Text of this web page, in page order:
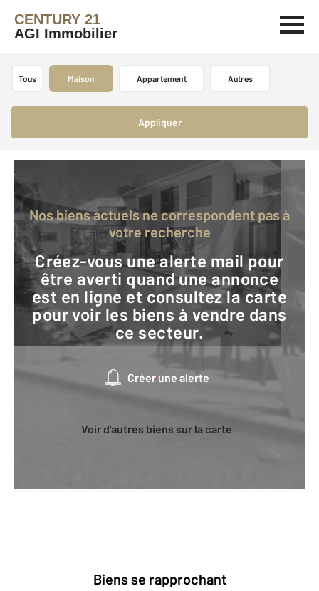
CENTURY 21
AGI Immobilier
Tous Maison Appartement Autres
Appliquer
Nos biens actuels ne correspondent pas à
votre recherche
Créez-vous une alerte mail pour
être averti quand une annonce
est en ligne et consultez la carte
pour voir les biens à vendre dans
ce secteur.
Créer une alerte
Voir d'autres biens sur la carte
Biens se rapprochant